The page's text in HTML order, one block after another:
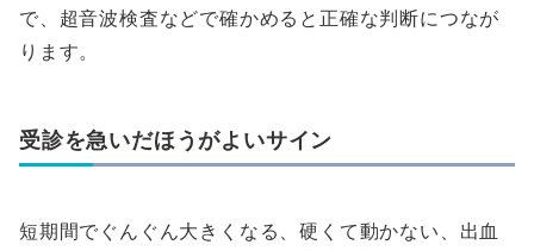
で、超音波検査などで確かめると正確な判断につなが
ります。
受診を急いだほうがよいサイン
短期間でぐんぐん大きくなる、硬くて動かない、出血